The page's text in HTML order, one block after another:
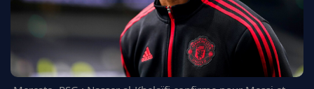
ARSENAL
BAYERN